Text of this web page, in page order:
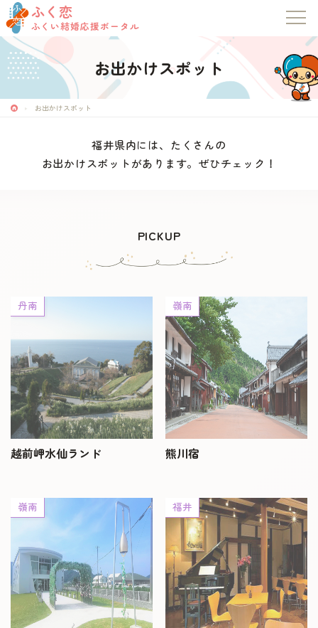
ふく恋
ふくい結婚応援ポータル
成婚者の声
イベント・セミナー
婚活支援事業
ふくい婚活サポートセンターについて
このサイトについて・問合せ先
プライバシーポリシー
お出かけスポット
お出かけスポット
福井県内には、たくさんの
お出かけスポットがあります。ぜひチェック！
PICKUP
丹南
越前岬水仙ランド
嶺南
熊川宿
嶺南 福井